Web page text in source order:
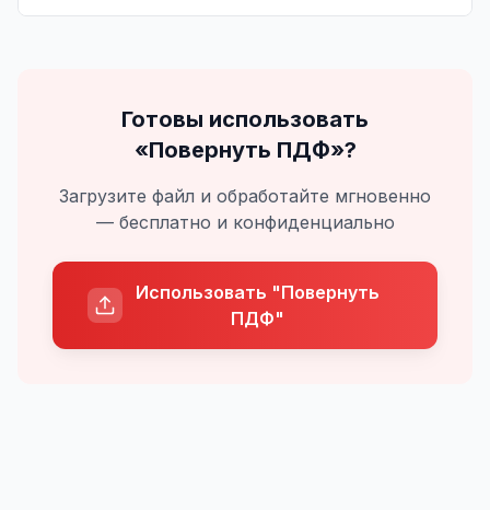
Готовы использовать
«Повернуть ПДФ»?
Загрузите файл и обработайте мгновенно
— бесплатно и конфиденциально
Использовать "Повернуть
ПДФ"